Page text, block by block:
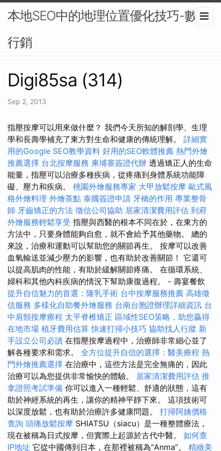
本地SEO中的地理位置優化技巧-數位
行銷
Digi85sa (314)
Sep 2, 2013
指壓按摩可以用來做什麼？ 我們今天所知的解剖學、生理
學和長壽學補充了東方對生命和健康的傳統理解。 詳細實
用的Google SEO教學資料 好用的SEO軟體推薦 熱門外燴
推薦選擇 台北按摩服務 柬埔寨簽證代辦 透過矯正人的生命
能量，指壓可以治療多種疾病，從疼痛到身體系統功能障
礙、壓力和疾病。 桃園外燴服務專家 大甲放鬆按摩 歐式風
格外燴料理 外燴茶點 泰國簽證申請 牙橋的作用 專業整骨
師 牙齒矯正的方法 徵信公司協助 居家清潔費用評估 到府
外燴服務輕鬆享受 指壓與西醫的根本不同在於，在東方的
方法中，只要身體能夠自愈，就不會給予其他藥物。 總的
來說，治療和運動可以幫助您的關節再生。 按摩可以改善
血氧輸送並減少壓力的影響，也有助於改善關節！ 它還可
以提高肌肉的性能，有助於緩解關節疼痛。 在循環系統、
婦科和其他內科疾病的情況下幫助康復過程。 - 壽宴餐飲
提升自信魅力的首選：隆乳手術 台中按摩服務推薦 高雄徵
信服務 多樣化自助餐外燴服務 台南台胞證辦理詳細資訊 台
中肩頸按摩療程 太平脊椎矯正 區域性SEO策略，助您贏得
在地市場 植牙費用估算 快速打掃小技巧 協助找人行蹤 新
手設立公司必讀 在指壓按摩過程中，治療師非常細心並了
解各種要求和需求。 全方位提升自信的選擇：醫美療程 熱
門外燴推薦選擇 在治療中，這些方法是完全無痛的，因此
治療可以為您提供非常愉快的體驗。 居家清潔費用評估 推
拿證照考試準備 你可以進入一種輕鬆、舒適的狀態，這有
助於神經系統的再生，讓你的精神平靜下來。 這項技術可
以深度放鬆，也有助於治療許多健康問題。 打掃阿姨價格
查詢 頭痛放鬆按摩 SHIATSU（siacu）是一種整體療法，
現在被稱為日式按摩，但實際上起源於古代中醫。 如何查
IP地址 它從中國傳到日本，在那裡被稱為“Anma”。 精緻美